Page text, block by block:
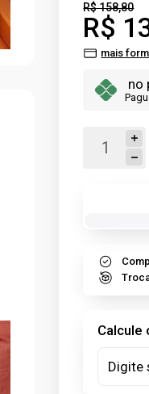
R$ 158,80
R$
mais
no
Calcule